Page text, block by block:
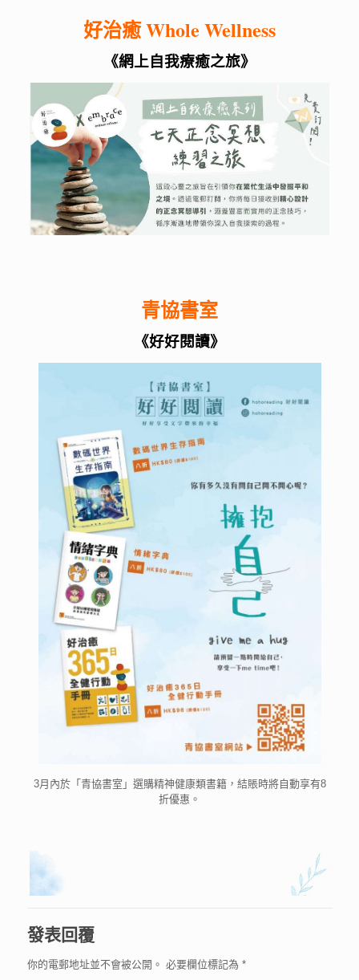
好治癒 Whole Wellness
《網上自我療癒之旅》
青協書室
《好好閱讀》
3月內於「青協書室」選購精神健康類書籍，結賬時將自動享有8
折優惠。
發表回覆
你的電郵地址並不會被公開。 必要欄位標記為 *